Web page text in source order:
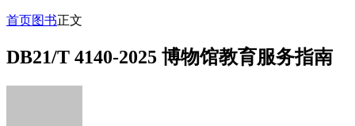
首页图书正文
DB21/T 4140-2025 博物馆教育服务指南